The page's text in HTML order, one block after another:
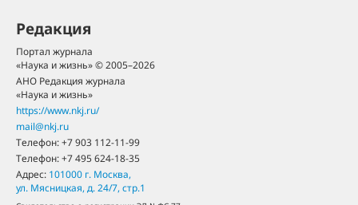
Редакция
Портал журнала
«Наука и жизнь» © 2005–2026
АНО Редакция журнала
«Наука и жизнь»
https://www.nkj.ru/
mail@nkj.ru
Телефон:+7 903 112-11-99
Телефон:+7 495 624-18-35
Адрес: 101000 г. Москва,
ул. Мясницкая, д. 24/7, стр.1